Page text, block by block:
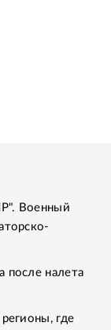
Военный
после налета
где